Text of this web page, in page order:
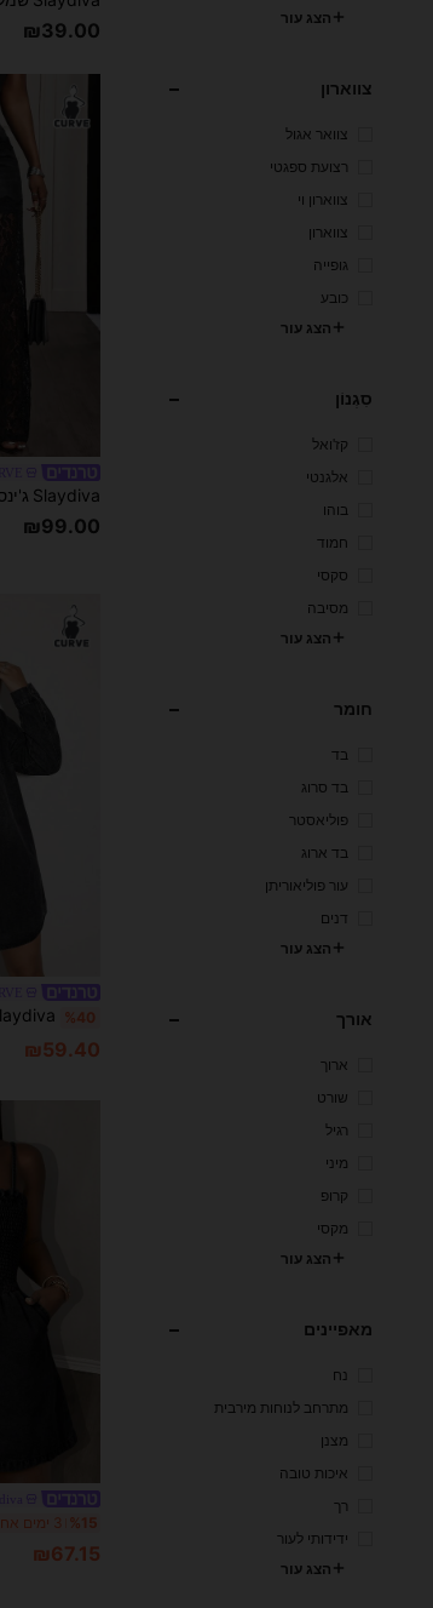
הצג עור
צווארון
צוואר אגול
רצועת ספגטי
צווארון וי
צווארון
גופייה
כובע
הצג עור
סִגְנוֹן
קז'ואל
אלגנטי
בוהו
חמוד
סקסי
מסיבה
הצג עור
חומר
בד
בד סרוג
פוליאסטר
בד ארוג
עור פוליאוריתן
דנים
הצג עור
אורך
ארוך
שורט
רגיל
מיני
קרופ
מקסי
הצג עור
מאפיינים
נח
מתרחב לנוחות מירבית
מצנן
איכות טובה
רך
ידידותי לעור
הצג עור
₪39.00
₪99.00
%40
₪59.40
%15
₪67.15